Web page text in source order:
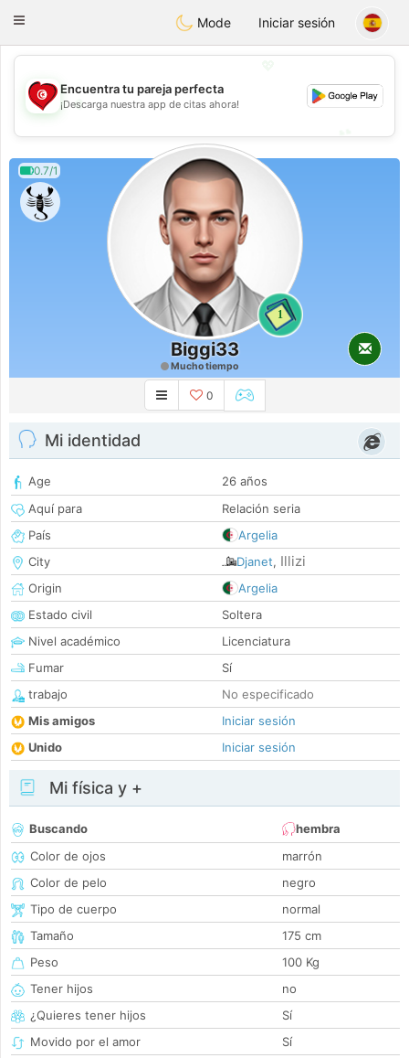
Tunisia Dating
Toggle
Mode Iniciar sesión
💖
💕
Encuentra tu pareja perfecta
¡Descarga nuestra app de citas ahora!
0.7/1
1
Biggi33
Mucho tiempo
0
Mi identidad
Age
26 años
Aquí para
Relación seria
País
Argelia
City
Djanet, Illizi
Origin
Argelia
Estado civil
Soltera
Nivel académico
Licenciatura
Fumar
Sí
trabajo
No especificado
Mis amigos
Iniciar sesión
Unido
Iniciar sesión
Mi física y +
Buscando
hembra
Color de ojos
marrón
Color de pelo
negro
Tipo de cuerpo
normal
Tamaño
175 cm
Peso
100 Kg
Tener hijos
no
¿Quieres tener hijos
Sí
Movido por el amor
Sí